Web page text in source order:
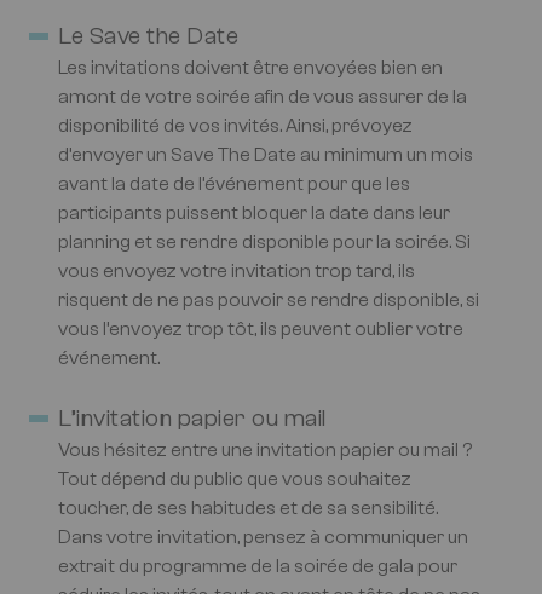
Le Save the Date
Les invitations doivent être envoyées bien en
amont de votre soirée afin de vous assurer de la
disponibilité de vos invités. Ainsi, prévoyez
d’envoyer un Save The Date au minimum un mois
avant la date de l’événement pour que les
participants puissent bloquer la date dans leur
planning et se rendre disponible pour la soirée. Si
vous envoyez votre invitation trop tard, ils
risquent de ne pas pouvoir se rendre disponible, si
vous l’envoyez trop tôt, ils peuvent oublier votre
événement.
L’invitation papier ou mail
Vous hésitez entre une invitation papier ou mail ?
Tout dépend du public que vous souhaitez
toucher, de ses habitudes et de sa sensibilité.
Dans votre invitation, pensez à communiquer un
extrait du programme de la soirée de gala pour